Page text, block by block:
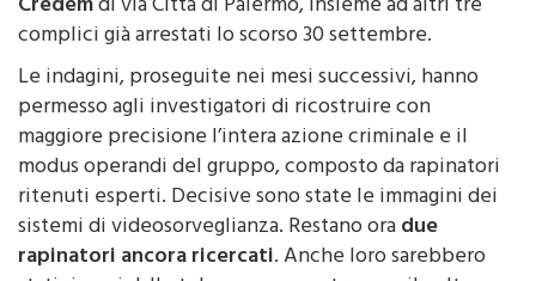
alla rapina messa a segno ai danni dell’istituto
Credemdi via Città di Palermo, insieme ad altri tre
complici già arrestati lo scorso 30 settembre.
Le indagini, proseguite nei mesi successivi, hanno
permesso agli investigatori di ricostruire con
maggiore precisione l’intera azione criminale e il
modus operandi del gruppo, composto da rapinatori
ritenuti esperti. Decisive sono state le immagini dei
sistemi di videosorveglianza. Restano oradue